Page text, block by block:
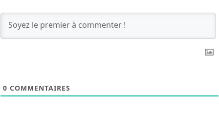
0 COMMENTAIRES